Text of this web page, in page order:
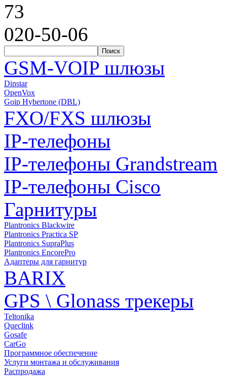
73
020-50-06
Поиск
GSM-VOIP шлюзы
Dinstar
OpenVox
Goip Hybertone (DBL)
FXO/FXS шлюзы
IP-телефоны
IP-телефоны Grandstream
IP-телефоны Cisco
Гарнитуры
Plantronics Blackwire
Plantronics Practica SP
Plantronics SupraPlus
Plantronics EncorePro
Адаптеры для гарнитур
BARIX
GPS \ Glonass трекеры
Teltonika
Queclink
Gosafe
CarGo
Программное обеспечение
Услуги монтажа и обслуживания
Распродажа